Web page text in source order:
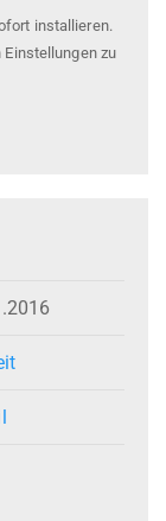
installieren.
Einstellungen zu